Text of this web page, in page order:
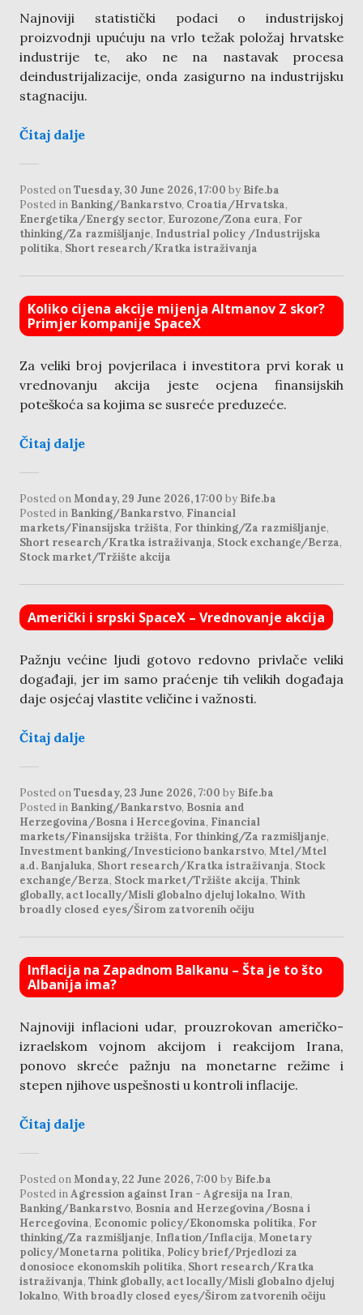
Najnoviji statistički podaci o industrijskoj
proizvodnji upućuju na vrlo težak položaj hrvatske
industrije te, ako ne na nastavak procesa
deindustrijalizacije, onda zasigurno na industrijsku
stagnaciju.
Čitaj dalje
Posted onTuesday, 30 June 2026, 17:00 by Bife.ba
Posted in Banking/Bankarstvo, Croatia/Hrvatska,
Energetika/Energy sector, Eurozone/Zona eura, For
thinking/Za razmišljanje, Industrial policy /Industrijska
politika, Short research/Kratka istraživanja
Koliko cijena akcije mijenja Altmanov Z skor?
Primjer kompanije SpaceX
Za veliki broj povjerilaca i investitora prvi korak u
vrednovanju akcija jeste ocjena finansijskih
poteškoća sa kojima se susreće preduzeće.
Čitaj dalje
Posted on Monday, 29 June 2026, 17:00 by Bife.ba
Posted in Banking/Bankarstvo, Financial
markets/Finansijska tržišta, For thinking/Za razmišljanje,
Short research/Kratka istraživanja, Stock exchange/Berza,
Stock market/Tržište akcija
Američki i srpski SpaceX – Vrednovanje akcija
Pažnju većine ljudi gotovo redovno privlače veliki
događaji, jer im samo praćenje tih velikih događaja
daje osjećaj vlastite veličine i važnosti.
Čitaj dalje
Posted onTuesday, 23 June 2026, 7:00 by Bife.ba
Posted in Banking/Bankarstvo, Bosnia and
Herzegovina/Bosna i Hercegovina, Financial
markets/Finansijska tržišta, For thinking/Za razmišljanje,
Investment banking/Investiciono bankarstvo, Mtel/Mtel
a.d. Banjaluka, Short research/Kratka istraživanja, Stock
exchange/Berza, Stock market/Tržište akcija, Think
globally, act locally/Misli globalno djeluj lokalno, With
broadly closed eyes/Širom zatvorenih očiju
Inflacija na Zapadnom Balkanu – Šta je to što
Albanija ima?
Najnoviji inflacioni udar, prouzrokovan američko-
izraelskom vojnom akcijom i reakcijom Irana,
ponovo skreće pažnju na monetarne režime i
stepen njihove uspešnosti u kontroli inflacije.
Čitaj dalje
Posted on Monday, 22 June 2026, 7:00 by Bife.ba
Posted inAgression against Iran - Agresija na Iran,
Banking/Bankarstvo, Bosnia and Herzegovina/Bosna i
Hercegovina, Economic policy/Ekonomska politika, For
thinking/Za razmišljanje, Inflation/Inflacija, Monetary
policy/Monetarna politika, Policy brief/Prjedlozi za
donosioce ekonomskih politika, Short research/Kratka
istraživanja, Think globally, act locally/Misli globalno djeluj
lokalno, With broadly closed eyes/Širom zatvorenih očiju